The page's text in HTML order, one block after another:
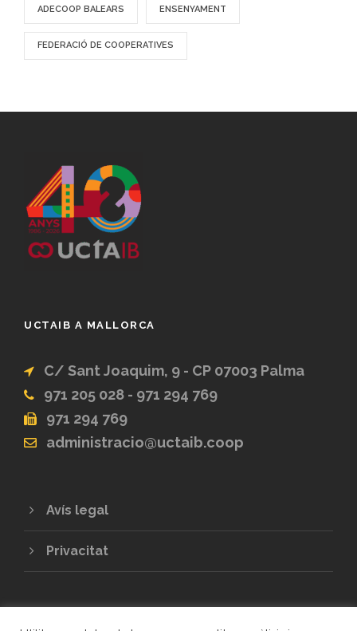
ADECOOP BALEARS ENSENYAMENT
FEDERACIÓ DE COOPERATIVES
UCTAIB A MALLORCA
C/ Sant Joaquim, 9 - CP 07003 Palma
971 205 028 - 971 294 769
971 294 769
administracio@uctaib.coop
Avís legal
Privacitat